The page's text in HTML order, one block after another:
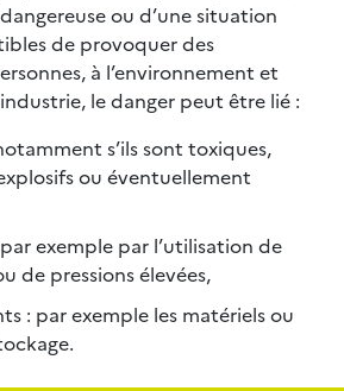
ou d’une situation
de provoquer des
à l’environnement et
le danger peut être lié :
s’ils sont toxiques,
ou éventuellement
exemple par l’utilisation de
de pressions élevées,
: par exemple les matériels ou